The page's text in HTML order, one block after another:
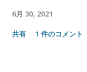
6月 30, 2021
共有 1 件のコメント